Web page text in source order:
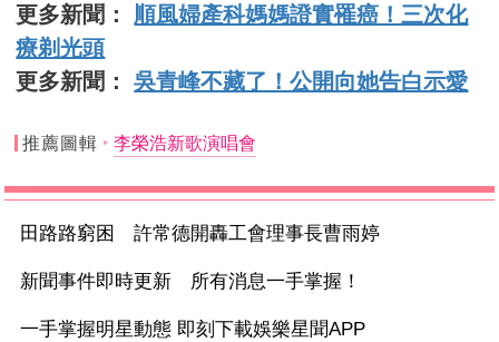
更多新聞： 順風婦產科媽媽證實罹癌！三次化
療剃光頭
更多新聞：吳青峰不藏了！公開向她告白示愛
推薦圖輯 李榮浩新歌演唱會
田路路窮困 許常德開轟工會理事長曹雨婷
新聞事件即時更新 所有消息一手掌握！
一手掌握明星動態 即刻下載娛樂星聞APP